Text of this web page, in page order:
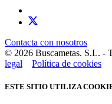
Contacta con nosotros
© 2026 Buscametas. S.L. -
legal
Política de cookies
ESTE SITIO UTILIZA